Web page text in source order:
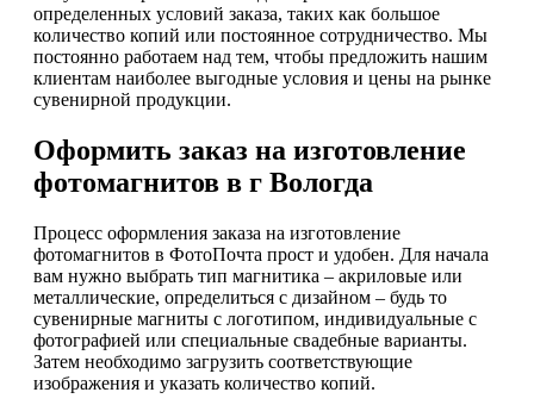
определенных условий заказа, таких как большое
количество копий или постоянное сотрудничество. Мы
постоянно работаем над тем, чтобы предложить нашим
клиентам наиболее выгодные условия и цены на рынке
сувенирной продукции.
Оформить заказ на изготовление
фотомагнитов в г Вологда
Процесс оформления заказа на изготовление
фотомагнитов в ФотоПочта прост и удобен. Для начала
вам нужно выбрать тип магнитика – акриловые или
металлические, определиться с дизайном – будь то
сувенирные магниты с логотипом, индивидуальные с
фотографией или специальные свадебные варианты.
Затем необходимо загрузить соответствующие
изображения и указать количество копий.